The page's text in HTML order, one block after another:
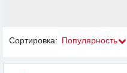
Сортировка: Популярность